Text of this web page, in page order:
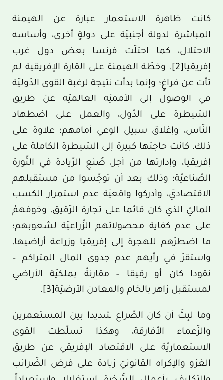
كانت ظاهرة الاستعمار عبارة عن الهيمنة
المباشرة لدولة أجنبيّة على دولةٍ أخرى، وأساسه
الاحتلال، كما احتلّت فرنسا بعض دول غرب
إفريقيا[2]
. وخطّة الهيمنة على القارة الإفريقية لم
تأت عن فراغٍ؛ وإنما بدأت نتيجة لرغبة القوى الدّوليّة
في الوصول إلى الأمميّة العالميّة عن طريق
السّيطرة على الدّول، والعمل على اضطهاد
النّاس، وإغلاق سبيل الوعي أمامهم؛ علاوة على
ذلك، كانت حاجتها كبيرة إلى السّيطرة الكاملة على
إفريقيا، وإدارتها من أجل صُنعِ الرّيادة في الثّورة
الصّناعيّة؛ وذلك بعد أن توجّسوا من مستقبلهم
الاقتصاديّ، وأدركوا واقعيّة عدم استمرار الكسب
الماليّ الذي كان قائما على تجارة الرّقيق، وخوفهمْ
على عدم كفاية محصولاتهم الزّراعيّة لشعوبهم؛
ما اضطرّهم للهجرة إلى إفريقيا وزراعة أراضيها،
واستقرّ في رأيهم عدم جدوى المال المتراكم –
نقودا كان أو رقيقا – مقارنةً بملكيّة الأراضي
لمستقبل زاهر بالخام والمعادن الأرضيّة[3]
.
وما لبِثَ أن كان الصّراع شديدا بين المستعمرين
والزّعماء الأفارقة، وهكذا تسلّطت القوى
الاستعماريّة على الاقتصاد الإفريقي عن طريق
الغزو والإكراه القانونيّ زيادة على فرض الضّرائب